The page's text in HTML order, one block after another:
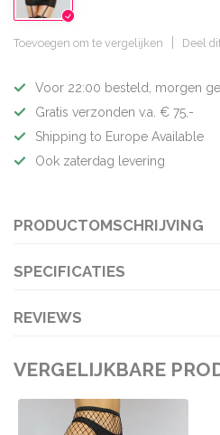
Toevoegen om te vergelijken Deel
Voor 22:00 besteld, morgen
Gratis verzonden v.a. € 75,-
Shipping to Europe Available
Ook zaterdag levering
PRODUCTOMSCHRIJVING
SPECIFICATIES
REVIEWS
VERGELIJKBARE